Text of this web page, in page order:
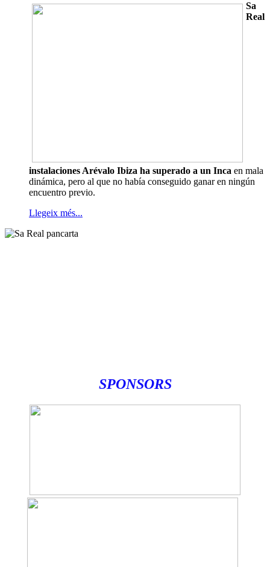
Sa
Real
instalaciones Arévalo Ibiza ha superado a un Inca en mala
dinámica, pero al que no había conseguido ganar en ningún
encuentro previo.
Llegeix més...
SPONSORS